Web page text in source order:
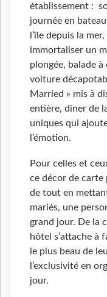
établissement :
journée en
l’île depuis la
immortaliser un
plongée, balade
voiture
Married » mis à
entière, dîner de
uniques qui
l’émotion.
Pour celles et
ce décor de carte
de tout en
mariés, une
grand jour. De la
hôtel s’attache à
le plus beau de
l’exclusivité en
jour.